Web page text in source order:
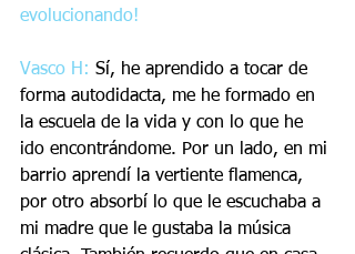
evolucionando!
Vasco H: Sí, he aprendido a tocar de
forma autodidacta, me he formado en
la escuela de la vida y con lo que he
ido encontrándome. Por un lado, en mi
barrio aprendí la vertiente flamenca,
por otro absorbí lo que le escuchaba a
mi madre que le gustaba la música